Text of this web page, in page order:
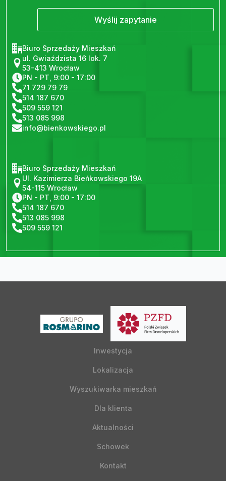
Wyślij zapytanie
Biuro Sprzedaży Mieszkań
ul. Gwiaździsta 16 lok. 7
53-413 Wrocław
PN - PT, 9:00 - 17:00
71 729 79 79
514 187 670
509 559 121
513 085 998
info@bienkowskiego.pl
Biuro Sprzedaży Mieszkań
Ul. Kazimierza Bieńkowskiego 19A
54-115 Wrocław
PN - PT, 9:00 - 17:00
514 187 670
513 085 998
509 559 121
Inwestycja
Lokalizacja
Wyszukiwarka mieszkań
Dla klienta
Aktualności
Schowek
Kontakt